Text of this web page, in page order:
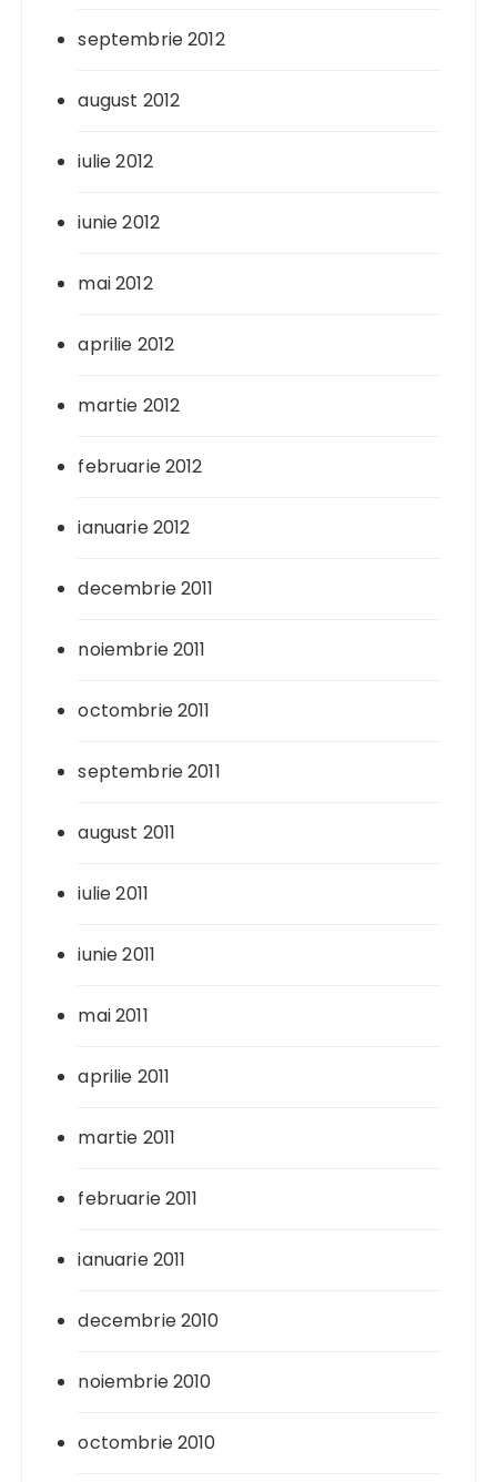
septembrie 2012
august 2012
iulie 2012
iunie 2012
mai 2012
aprilie 2012
martie 2012
februarie 2012
ianuarie 2012
decembrie 2011
noiembrie 2011
octombrie 2011
septembrie 2011
august 2011
iulie 2011
iunie 2011
mai 2011
aprilie 2011
martie 2011
februarie 2011
ianuarie 2011
decembrie 2010
noiembrie 2010
octombrie 2010